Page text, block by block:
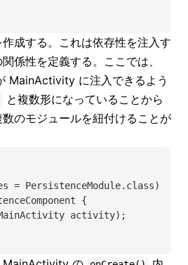
成する。これは依存性を注入す
係性を定義する。ここでは、
MainActivity に注入できるよう
と複数形になっていることから
のモジュールを紐付けることが
= PersistenceModule.class)
{
activity);